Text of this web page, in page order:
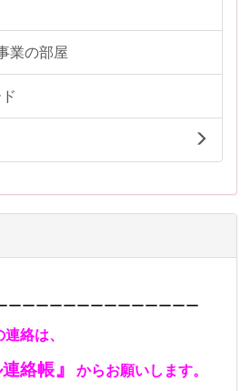
業の部屋
ーーーーーーーーーーーーーー
絡は、
絡帳』 からお願いします。